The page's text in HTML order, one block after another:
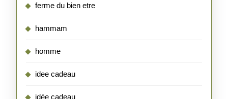
ferme du bien etre
hammam
homme
idee cadeau
idée cadeau